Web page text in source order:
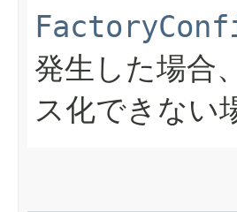
発生した場合
ス化できない